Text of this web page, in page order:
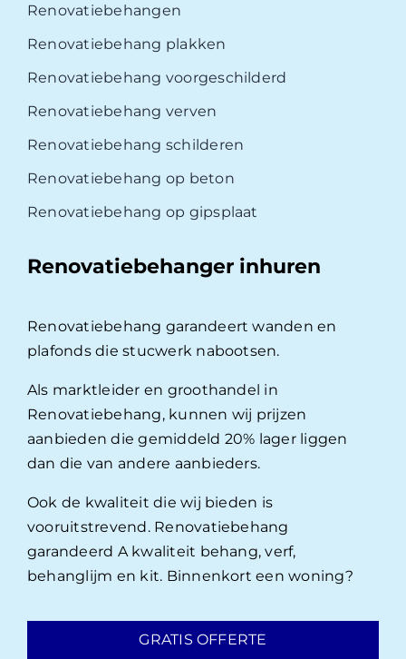
Renovatiebehangen
Renovatiebehang plakken
Renovatiebehang voorgeschilderd
Renovatiebehang verven
Renovatiebehang schilderen
Renovatiebehang op beton
Renovatiebehang op gipsplaat
Renovatiebehanger inhuren
Renovatiebehang garandeert wanden en
plafonds die stucwerk nabootsen.
Als marktleider en groothandel in
Renovatiebehang, kunnen wij prijzen
aanbieden die gemiddeld 20% lager liggen
dan die van andere aanbieders.
Ook de kwaliteit die wij bieden is
vooruitstrevend. Renovatiebehang
garandeerd A kwaliteit behang, verf,
behanglijm en kit. Binnenkort een woning?
GRATIS OFFERTE